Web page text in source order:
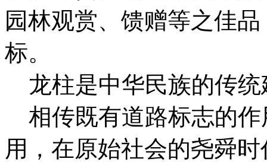
园林观赏、馈赠等之佳
标。
龙柱是中华民族的传统
相传既有道路标志的作
用，在原始社会的尧舜